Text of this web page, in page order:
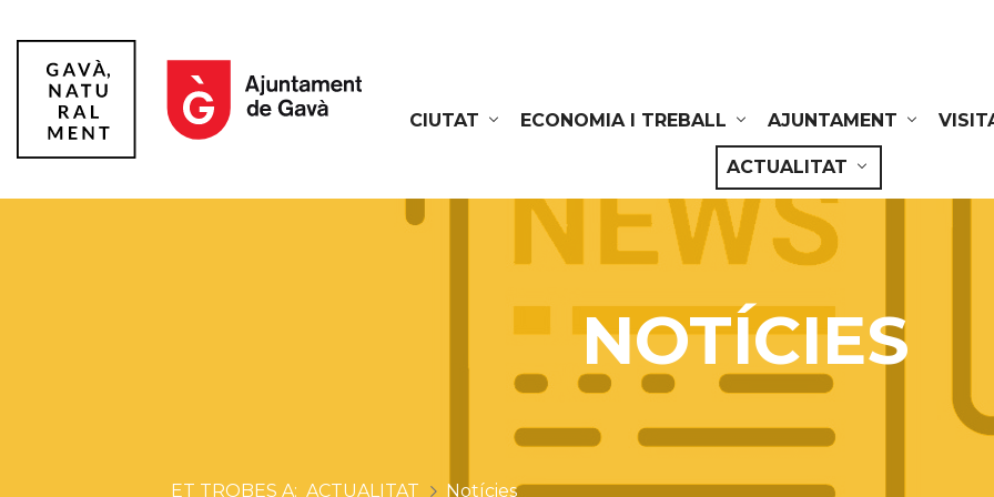
CIUTAT
ECONOMIA I TREBALL AJUNTAMENT
ACTUALITAT
NOTÍCIES
ACTUALITAT Notícies